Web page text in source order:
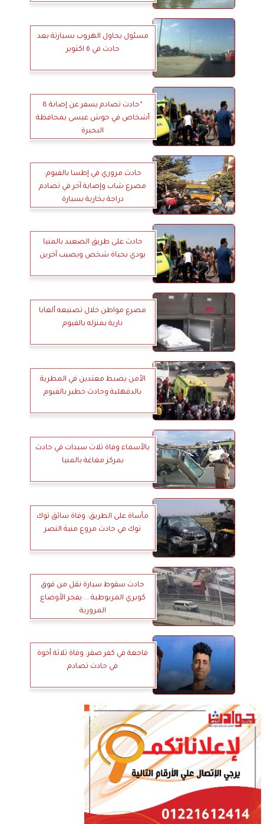
مسئول يحاول الهروب بسيارتة بعد
حادث في 6 اكتوبر
”حادث تصادم يسفر عن إصابة 8
أشخاص في حوش عيسى بمحافظة
البحيرة
حادث مروري في إطسا بالفيوم:
مصرع شاب وإصابة آخر في تصادم
دراجة بخارية بسيارة
حادث على طريق الصعيد بالمنيا
يودي بحياة شخص ويصيب آخرين
مصرع مواطن خلال تصنيعه ألعابا
نارية بمنزله بالفيوم
الأمن يضبط معتدين في المطرية
بالدقهلية وحادث خطير بالفيوم
يالأسماء وفاة ثلاث سيدات في حادث
بمركز مغاغة بالمنيا
مأساة على الطريق: وفاة سائق توك
توك في حادث مروع منية النصر
حادث سقوط سيارة نقل من فوق
كوبري المريوطية ... يفجر الأوضاع
المرورية
فاجعة في كفر صقر: وفاة ثلاثة أخوة
في حادث تصادم